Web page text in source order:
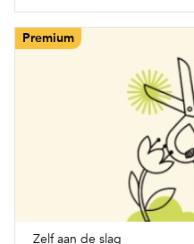
Premium
Zelf aan de slag